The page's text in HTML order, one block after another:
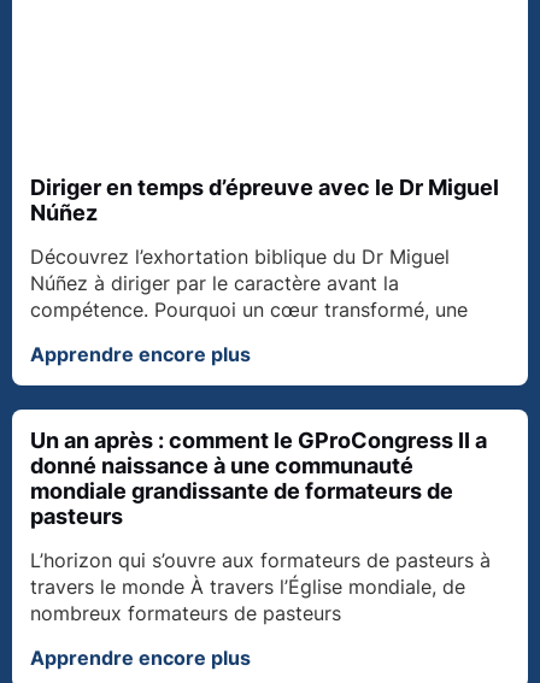
Diriger en temps d’épreuve avec le Dr Miguel
Núñez
Découvrez l’exhortation biblique du Dr Miguel
Núñez à diriger par le caractère avant la
compétence. Pourquoi un cœur transformé, une
Apprendre encore plus
Un an après : comment le GProCongress II a
donné naissance à une communauté
mondiale grandissante de formateurs de
pasteurs
L’horizon qui s’ouvre aux formateurs de pasteurs à
travers le monde À travers l’Église mondiale, de
nombreux formateurs de pasteurs
Apprendre encore plus